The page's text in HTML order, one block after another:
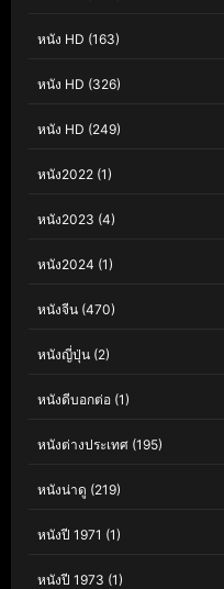
หนัง HD (163)
หนัง HD (326)
หนัง HD (249)
หนัง2022 (1)
หนัง2023 (4)
หนัง2024 (1)
หนังจีน (470)
หนังญี่ปุ่น (2)
หนังดีบอกต่อ (1)
หนังต่างประเทศ (195)
หนังน่าดู (219)
หนังปี 1971 (1)
หนังปี 1973 (1)